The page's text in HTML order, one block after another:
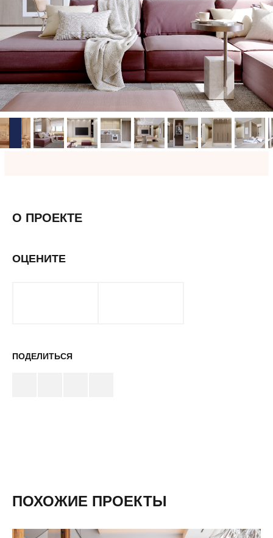
О ПРОЕКТЕ
ОЦЕНИТЕ
ПОДЕЛИТЬСЯ
ПОХОЖИЕ ПРОЕКТЫ